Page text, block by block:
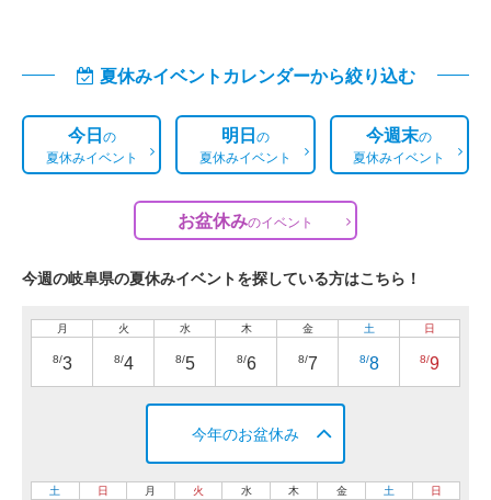
夏休みイベントカレンダーから絞り込む
今日の
夏休みイベント
明日の
夏休みイベント
今週末の
夏休みイベント
お盆休みのイベント
今週の岐阜県の夏休みイベントを探している方はこちら！
月
8/3
火
8/4
水
8/5
木
8/6
金
8/7
土
8/8
日
8/9
今年のお盆休み
土 日 月 火 水 木 金 土 日